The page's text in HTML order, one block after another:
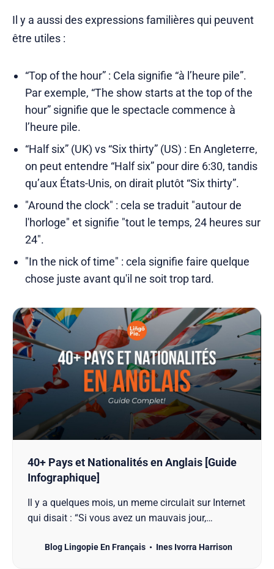
Il y a aussi des expressions familières qui peuvent
être utiles :
“Top of the hour” : Cela signifie “à l’heure pile”.
Par exemple, “The show starts at the top of the
hour” signifie que le spectacle commence à
l’heure pile.
“Half six” (UK) vs “Six thirty” (US) : En Angleterre,
on peut entendre “Half six” pour dire 6:30, tandis
qu’aux États-Unis, on dirait plutôt “Six thirty”.
"Around the clock" : cela se traduit "autour de
l'horloge" et signifie "tout le temps, 24 heures sur
24".
"In the nick of time" : cela signifie faire quelque
chose juste avant qu'il ne soit trop tard.
40+ Pays et Nationalités en Anglais [Guide
Infographique]
Il y a quelques mois, un meme circulait sur Internet
qui disait : “Si vous avez un mauvais jour,
Autriche dispose d’un guichet d’aide spécialement
Blog Lingopie En Français Ines Ivorra Harrison